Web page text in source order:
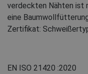
verdeckten Nähten ist
eine
Zertifikat:
EN ISO 21420 :2020